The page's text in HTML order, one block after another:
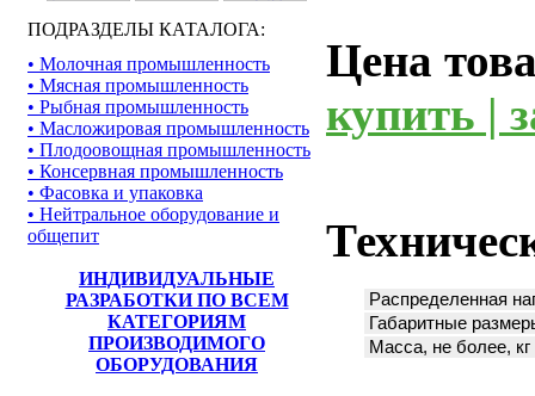
ПОДРАЗДЕЛЫ КАТАЛОГА:
• Молочная промышленность
• Мясная промышленность
• Рыбная промышленность
• Масложировая промышленность
• Плодоовощная промышленность
• Консервная промышленность
• Фасовка и упаковка
• Нейтральное оборудование и
общепит
ИНДИВИДУАЛЬНЫЕ
РАЗРАБОТКИ ПО ВСЕМ
КАТЕГОРИЯМ
ПРОИЗВОДИМОГО
ОБОРУДОВАНИЯ
Цена
купить |
Распределенная
Габаритные
Масса, не более, кг